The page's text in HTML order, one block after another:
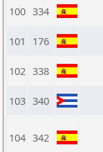
100 334
101 176
102 338
103 340
104 342